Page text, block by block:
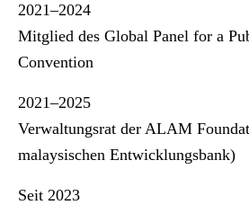
2021–2024
Mitglied des Global Panel for a
Convention
2021–2025
Verwaltungsrat der ALAM
malaysischen Entwicklungsbank)
Seit 2023